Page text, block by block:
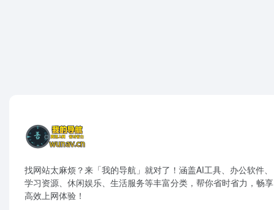
找网站太麻烦？来「我的导航」就对了！涵盖AI工具、办公软件、
学习资源、休闲娱乐、生活服务等丰富分类，帮你省时省力，畅享
高效上网体验！